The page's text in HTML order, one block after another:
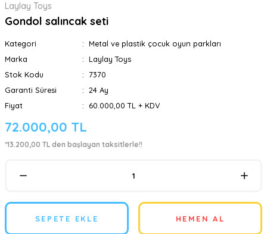
Laylay Toys
Gondol salıncak seti
Kategori
Metal ve plastik çocuk oyun parkları
Marka
Laylay Toys
Stok Kodu
7370
Garanti Süresi
24 Ay
Fiyat
60.000,00 TL + KDV
72.000,00 TL
*13.200,00 TL den başlayan taksitlerle!!
SEPETE EKLE HEMEN AL